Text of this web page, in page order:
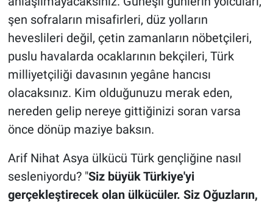
şen sofraların misafirleri, düz yolların
heveslileri değil, çetin zamanların nöbetçileri,
puslu havalarda ocaklarının bekçileri, Türk
milliyetçiliği davasının yegâne hancısı
olacaksınız. Kim olduğunuzu merak eden,
nereden gelip nereye gittiğinizi soran varsa
önce dönüp maziye baksın.
Arif Nihat Asya ülkücü Türk gençliğine nasıl
sesleniyordu? "Siz büyük Türkiye'yi
gerçekleştirecek olan ülkücüler. Siz Oğuzların,